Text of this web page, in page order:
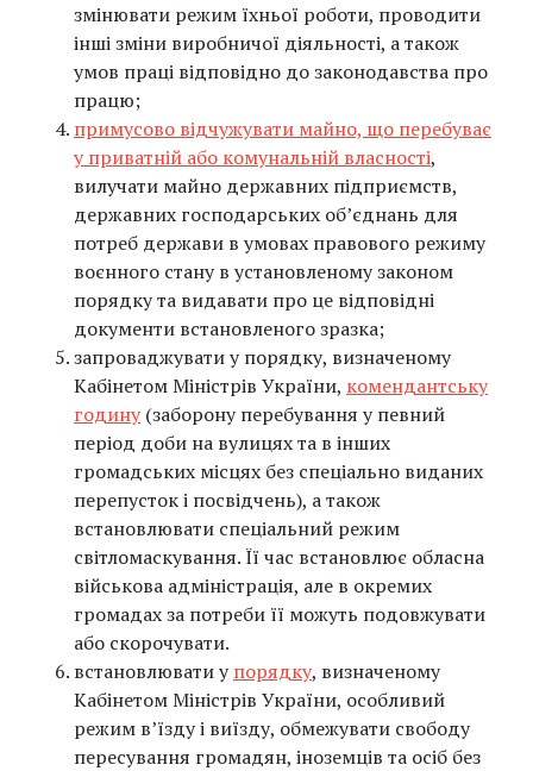
змінювати режим їхньої роботи, проводити
інші зміни виробничої діяльності, а також
умов праці відповідно до законодавства про
працю;
примусово відчужувати майно, що перебуває
у приватній або комунальній власності,
вилучати майно державних підприємств,
державних господарських об’єднань для
потреб держави в умовах правового режиму
воєнного стану в установленому законом
порядку та видавати про це відповідні
документи встановленого зразка;
запроваджувати у порядку, визначеному
Кабінетом Міністрів України, комендантську
годину (заборону перебування у певний
період доби на вулицях та в інших
громадських місцях без спеціально виданих
перепусток і посвідчень), а також
встановлювати спеціальний режим
світломаскування. Її час встановлює обласна
військова адміністрація, але в окремих
громадах за потреби її можуть подовжувати
або скорочувати.
встановлювати упорядку, визначеному
Кабінетом Міністрів України, особливий
режим в’їзду і виїзду, обмежувати свободу
пересування громадян, іноземців та осіб без